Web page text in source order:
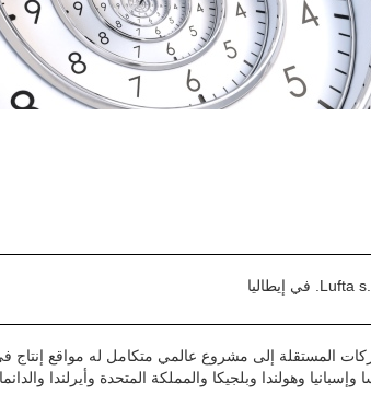
وهولندا وبلجيكا والمملكة المتحدة وأيرلندا